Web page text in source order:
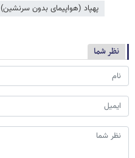
پهپاد (هواپیمای بدون سرنشین)
نظر شما